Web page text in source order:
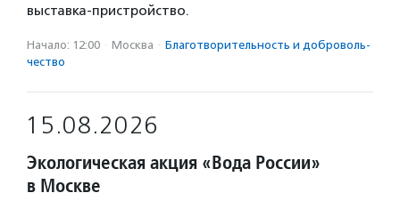
выставка-пристройство.
Начало: 12:00 · Москва · Благотвори­тель­ность и доброволь­
чест­во
15.08.2026
Экологическая акция «Вода России»
в Москве